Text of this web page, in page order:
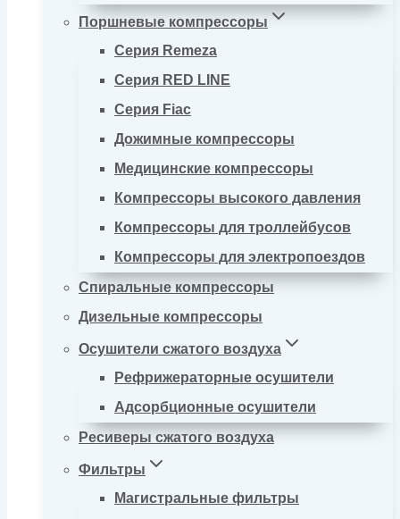
Поршневые компрессоры
Серия Remeza
Серия RED LINE
Серия Fiac
Дожимные компрессоры
Медицинские компрессоры
Компрессоры высокого давления
Компрессоры для троллейбусов
Компрессоры для электропоездов
Спиральные компрессоры
Дизельные компрессоры
Осушители сжатого воздуха
Рефрижераторные осушители
Адсорбционные осушители
Ресиверы сжатого воздуха
Фильтры
Магистральные фильтры